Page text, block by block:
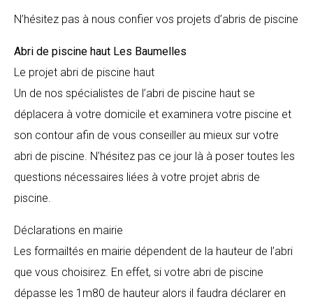
N’hésitez pas à nous confier vos projets d’abris de piscine
Abri de piscine haut Les Baumelles
Le projet abri de piscine haut
Un de nos spécialistes de l’abri de piscine haut se
déplacera à votre domicile et examinera votre piscine et
son contour afin de vous conseiller au mieux sur votre
abri de piscine. N’hésitez pas ce jour là à poser toutes les
questions nécessaires liées à votre projet abris de
piscine.
Déclarations en mairie
Les formailtés en mairie dépendent de la hauteur de l’abri
que vous choisirez. En effet, si votre abri de piscine
dépasse les 1m80 de hauteur alors il faudra déclarer en